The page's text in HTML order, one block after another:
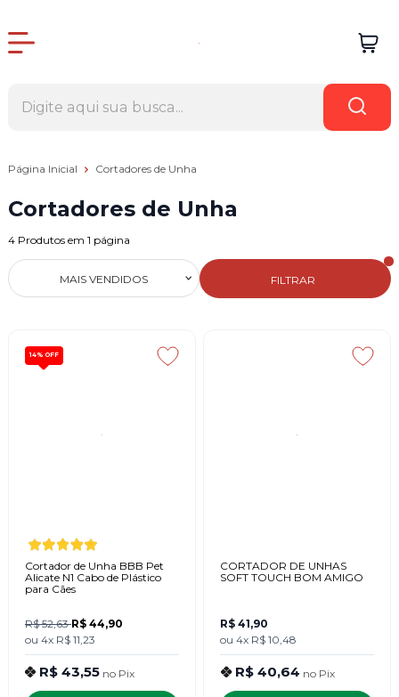
Página Inicial Cortadores de Unha
Cortadores de Unha
4 Produtos em 1 página
FILTRAR
MAIS VENDIDOS
14% OFF
Cortador de Unha BBB Pet
Alicate N1 Cabo de Plástico
para Cães
R$ 52,63R$ 44,90
ou 4x R$ 11,23
R$ 43,55 no Pix
CORTADOR DE UNHAS
SOFT TOUCH BOM AMIGO
R$ 41,90
ou 4x R$ 10,48
R$ 40,64 no Pix